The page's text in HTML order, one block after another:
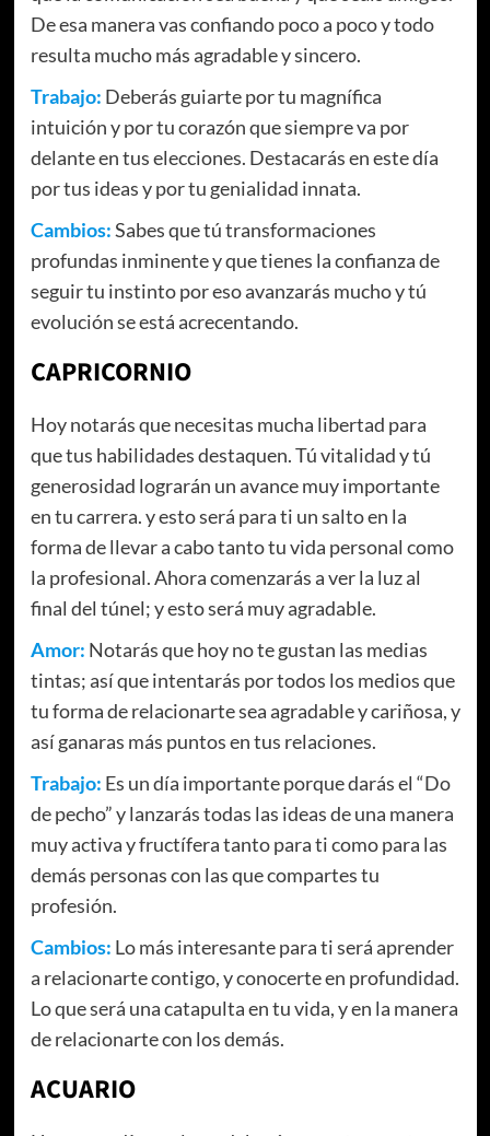
De esa manera vas confiando poco a poco y todo
resulta mucho más agradable y sincero.
Trabajo: Deberás guiarte por tu magnífica
intuición y por tu corazón que siempre va por
delante en tus elecciones. Destacarás en este día
por tus ideas y por tu genialidad innata.
Cambios:Sabes que tú transformaciones
profundas inminente y que tienes la confianza de
seguir tu instinto por eso avanzarás mucho y tú
evolución se está acrecentando.
CAPRICORNIO
Hoy notarás que necesitas mucha libertad para
que tus habilidades destaquen. Tú vitalidad y tú
generosidad lograrán un avance muy importante
en tu carrera. y esto será para ti un salto en la
forma de llevar a cabo tanto tu vida personal como
la profesional. Ahora comenzarás a ver la luz al
final del túnel; y esto será muy agradable.
Amor: Notarás que hoy no te gustan las medias
tintas; así que intentarás por todos los medios que
tu forma de relacionarte sea agradable y cariñosa, y
así ganaras más puntos en tus relaciones.
Trabajo: Es un día importante porque darás el “Do
de pecho” y lanzarás todas las ideas de una manera
muy activa y fructífera tanto para ti como para las
demás personas con las que compartes tu
profesión.
Cambios: Lo más interesante para ti será aprender
a relacionarte contigo, y conocerte en profundidad.
Lo que será una catapulta en tu vida, y en la manera
de relacionarte con los demás.
ACUARIO